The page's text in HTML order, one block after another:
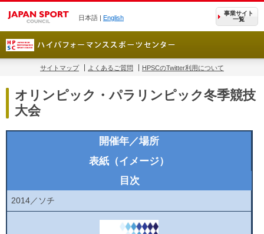
日本語 | English
事業サイト
一覧
サイトマップ よくあるご質問 HPSCのTwitter利用について
オリンピック・パラリンピック冬季競技
大会
開催年／場所
表紙（イメージ）
目次
2014／ソチ